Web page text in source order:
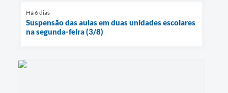
Há 6 dias
Suspensão das aulas em duas unidades escolares
na segunda-feira (3/8)